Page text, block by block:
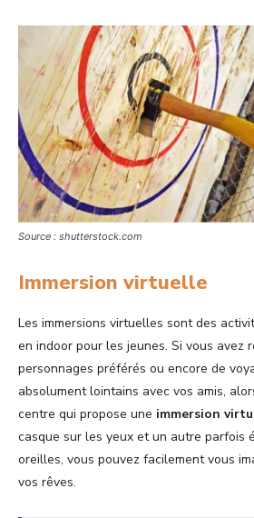
Source : shutterstock.com
Immersion virtuelle
Les immersions virtuelles sont des
en indoor pour les jeunes. Si vous avez
personnages préférés ou encore de
absolument lointains avec vos amis,
centre qui propose une immersion
casque sur les yeux et un autre parfois
oreilles, vous pouvez facilement vous
vos rêves.